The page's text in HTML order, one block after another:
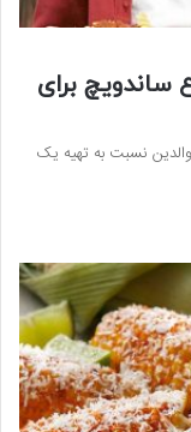
ساندویچ برای
نسبت به تهیه یک